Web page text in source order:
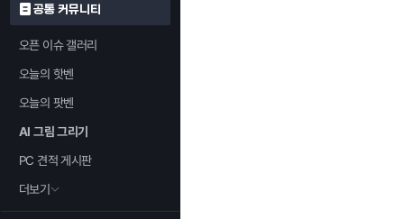
공통 커뮤니티
오픈 이슈 갤러리
오늘의 핫벤
오늘의 팟벤
AI 그림 그리기
PC 견적 게시판
더보기